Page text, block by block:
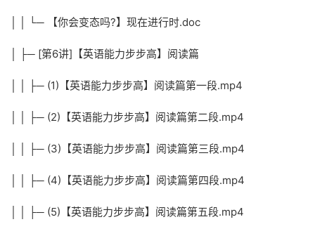
│ │ └─ 【你会变态吗?】现在进行时.doc
│ ├─ [第6讲]【英语能力步步高】阅读篇
│ │ ├─ (1)【英语能力步步高】阅读篇第一段.mp4
│ │ ├─ (2)【英语能力步步高】阅读篇第二段.mp4
│ │ ├─ (3)【英语能力步步高】阅读篇第三段.mp4
│ │ ├─ (4)【英语能力步步高】阅读篇第四段.mp4
│ │ ├─ (5)【英语能力步步高】阅读篇第五段.mp4